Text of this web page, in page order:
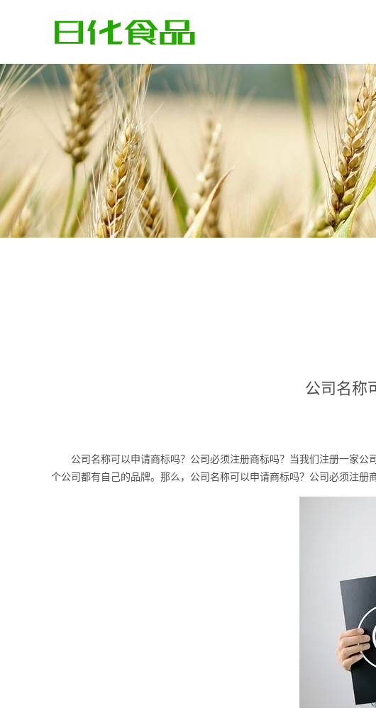
公司名称
公司名称可以申请商标吗？公司必须注册商标吗？当我们注册一家公
个公司都有自己的品牌。那么，公司名称可以申请商标吗？公司必须注册